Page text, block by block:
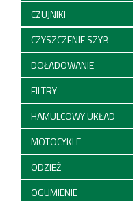
CZUJNIKI
CZYSZCZENIE SZYB
DOŁADOWANIE
FILTRY
HAMULCOWY UKŁAD
MOTOCYKLE
ODZIEŻ
OGUMIENIE